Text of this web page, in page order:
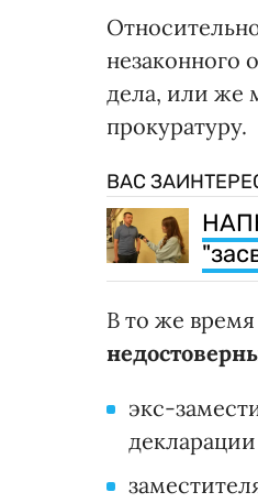
незаконного
дела, или же
прокуратуру.
ВАС
В то же
экс-
декларации